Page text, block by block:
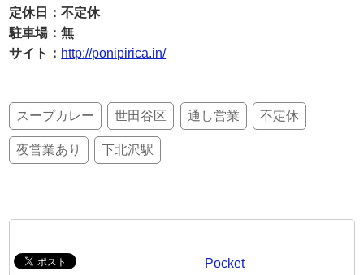
定休日：不定休
駐車場：無
サイト： http://ponipirica.in/
スープカレー 世田谷区 通し営業 不定休
夜営業あり 下北沢駅
Pocket